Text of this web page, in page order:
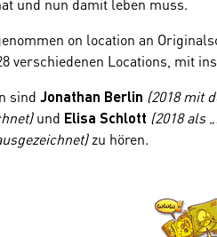
und nun damit leben muss.
on location an
verschiedenen Locations, mit
sindJonathan Berlin (2018 mit
und Elisa Schlott (2018 als
zu hören.